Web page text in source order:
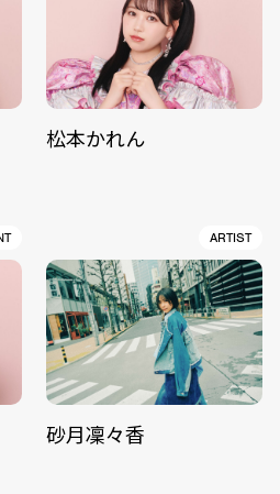
松本かれん
ARTIST
砂月凜々香